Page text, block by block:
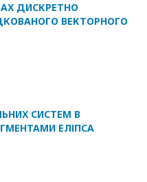
ДИСКРЕТНО
ВЕКТОРНОГО
СИСТЕМ В
ЕЛІПСА